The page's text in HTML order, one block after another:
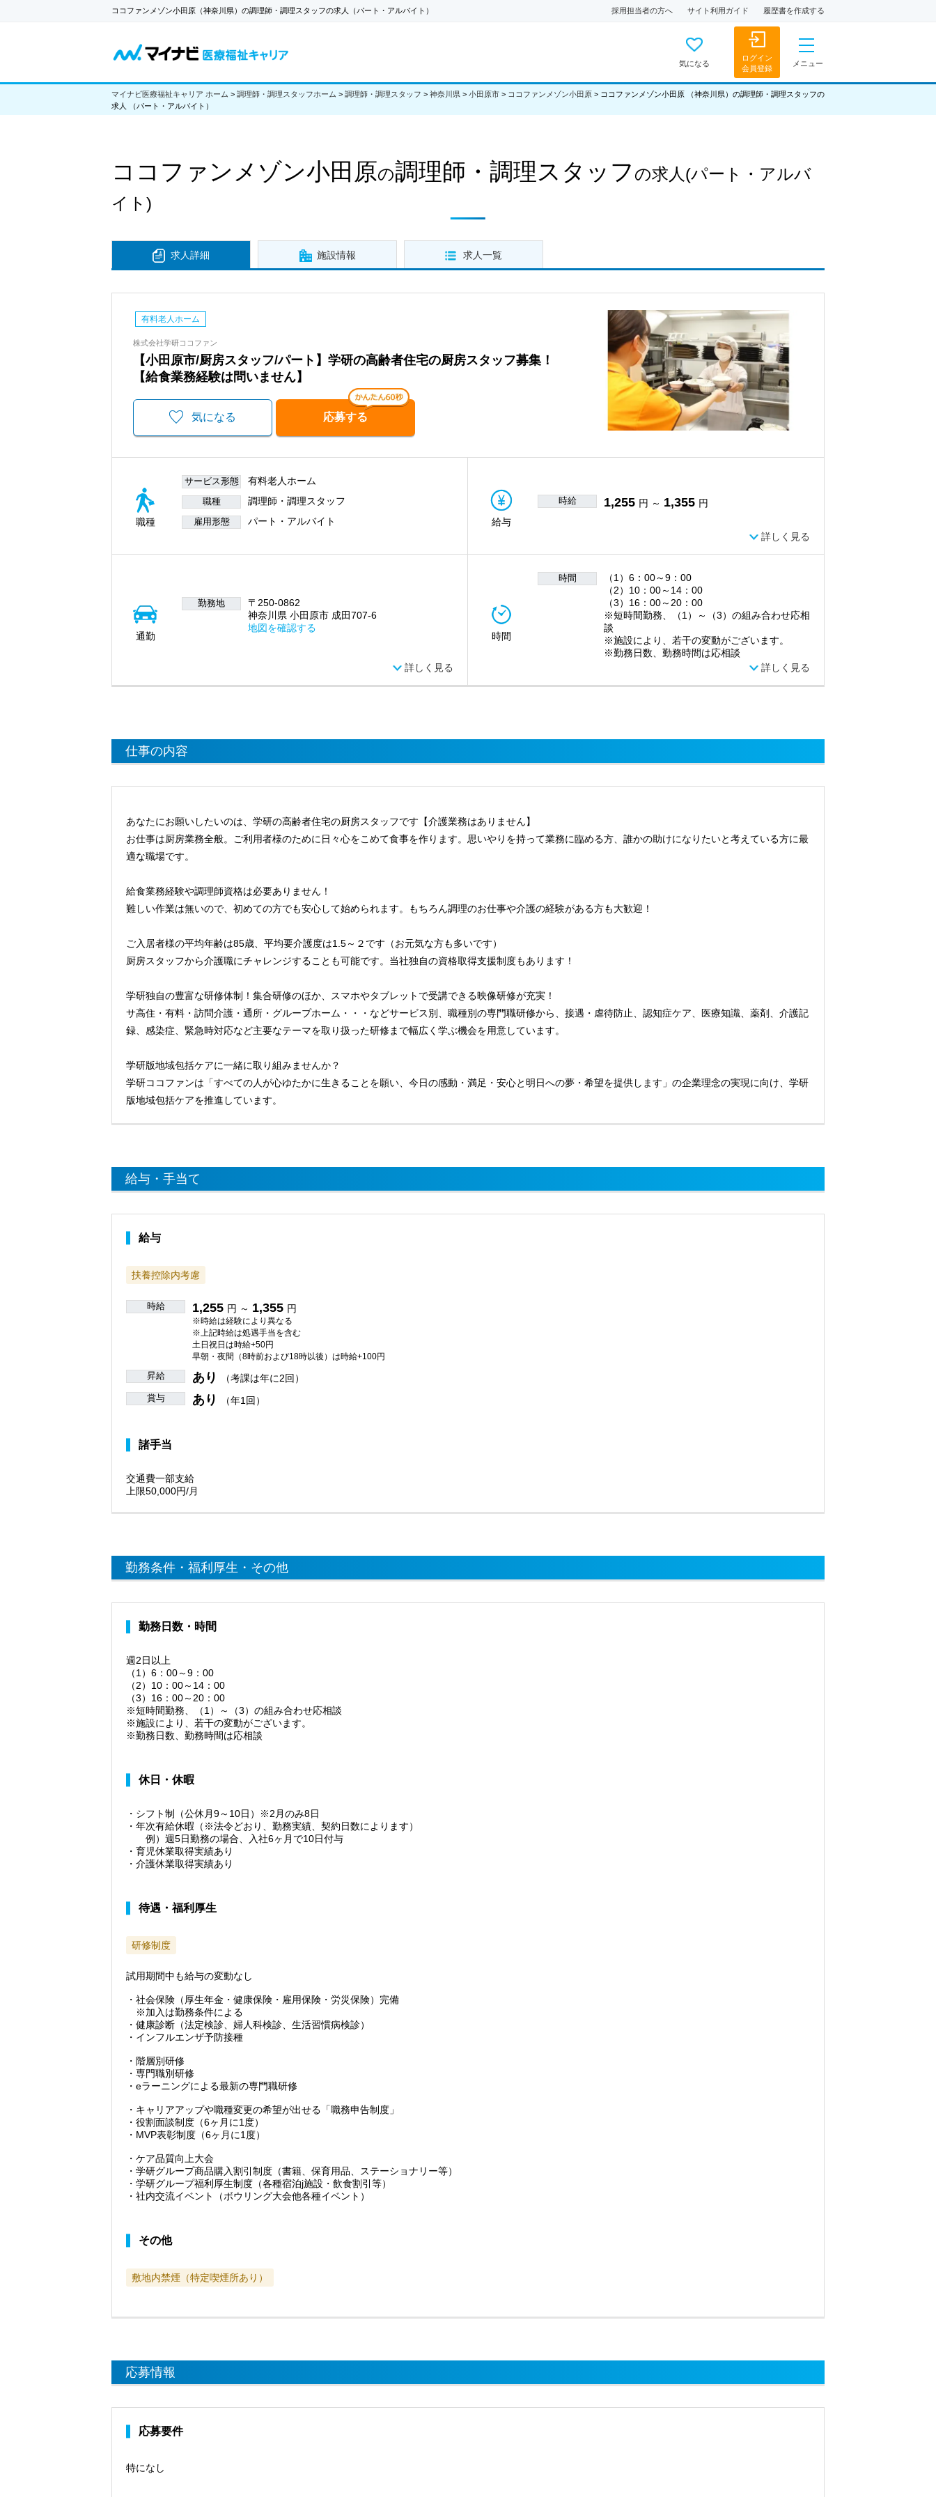
ココファンメゾン小田原（神奈川県）の調理師・調理スタッフの求人（パート・アルバイト） 採用担当者の方へ サイト利用ガイド 履歴書を作成する
気になる
ログイン
会員登録
メニュー
マイナビ医療福祉キャリア ホーム > 調理師・調理スタッフホーム > 調理師・調理スタッフ > 神奈川県 > 小田原市 > ココファンメゾン小田原 > ココファンメゾン小田原 （神奈川県）の調理師・調理スタッフの
求人 （パート・アルバイト）
ココファンメゾン小田原の調理師・調理スタッフ の求人 (パート・アルバ
イト)
求人詳細 施設情報 求人一覧
有料老人ホーム
株式会社学研ココファン
【小田原市/厨房スタッフ/パート】学研の高齢者住宅の厨房スタッフ募集！
【給食業務経験は問いません】
気になる 応募する
職種
サービス形態 有料老人ホーム
職種 調理師・調理スタッフ
雇用形態 パート・アルバイト 給与
時給 1,255 円 ～ 1,355 円
詳しく見る
通勤
勤務地
〒250-0862
神奈川県 小田原市 成田707-6
地図を確認する
詳しく見る
時間
時間
（1）6：00～9：00
（2）10：00～14：00
（3）16：00～20：00
※短時間勤務、（1）～（3）の組み合わせ応相
談
※施設により、若干の変動がございます。
※勤務日数、勤務時間は応相談
詳しく見る
仕事の内容
あなたにお願いしたいのは、学研の高齢者住宅の厨房スタッフです【介護業務はありません】
お仕事は厨房業務全般。ご利用者様のために日々心をこめて食事を作ります。思いやりを持って業務に臨める方、誰かの助けになりたいと考えている方に最
適な職場です。
給食業務経験や調理師資格は必要ありません！
難しい作業は無いので、初めての方でも安心して始められます。もちろん調理のお仕事や介護の経験がある方も大歓迎！
ご入居者様の平均年齢は85歳、平均要介護度は1.5～２です（お元気な方も多いです）
厨房スタッフから介護職にチャレンジすることも可能です。当社独自の資格取得支援制度もあります！
学研独自の豊富な研修体制！集合研修のほか、スマホやタブレットで受講できる映像研修が充実！
サ高住・有料・訪問介護・通所・グループホーム・・・などサービス別、職種別の専門職研修から、接遇・虐待防止、認知症ケア、医療知識、薬剤、介護記
録、感染症、緊急時対応など主要なテーマを取り扱った研修まで幅広く学ぶ機会を用意しています。
学研版地域包括ケアに一緒に取り組みませんか？
学研ココファンは「すべての人が心ゆたかに生きることを願い、今日の感動・満足・安心と明日への夢・希望を提供します」の企業理念の実現に向け、学研
版地域包括ケアを推進しています。
給与・手当て
給与
扶養控除内考慮
時給 1,255 円 ～ 1,355 円
※時給は経験により異なる
※上記時給は処遇手当を含む
土日祝日は時給+50円
早朝・夜間（8時前および18時以後）は時給+100円
昇給 あり （考課は年に2回）
賞与 あり （年1回）
諸手当
交通費一部支給
上限50,000円/月
勤務条件・福利厚生・その他
勤務日数・時間
週2日以上
（1）6：00～9：00
（2）10：00～14：00
（3）16：00～20：00
※短時間勤務、（1）～（3）の組み合わせ応相談
※施設により、若干の変動がございます。
※勤務日数、勤務時間は応相談
休日・休暇
・シフト制（公休月9～10日）※2月のみ8日
・年次有給休暇（※法令どおり、勤務実績、契約日数によります）
例）週5日勤務の場合、入社6ヶ月で10日付与
・育児休業取得実績あり
・介護休業取得実績あり
待遇・福利厚生
研修制度
試用期間中も給与の変動なし
・社会保険（厚生年金・健康保険・雇用保険・労災保険）完備
※加入は勤務条件による
・健康診断（法定検診、婦人科検診、生活習慣病検診）
・インフルエンザ予防接種
・階層別研修
・専門職別研修
・eラーニングによる最新の専門職研修
・キャリアアップや職種変更の希望が出せる「職務申告制度」
・役割面談制度（6ヶ月に1度）
・MVP表彰制度（6ヶ月に1度）
・ケア品質向上大会
・学研グループ商品購入割引制度（書籍、保育用品、ステーショナリー等）
・学研グループ福利厚生制度（各種宿泊j施設・飲食割引等）
・社内交流イベント（ボウリング大会他各種イベント）
その他
敷地内禁煙（特定喫煙所あり）
応募情報
応募要件
特になし